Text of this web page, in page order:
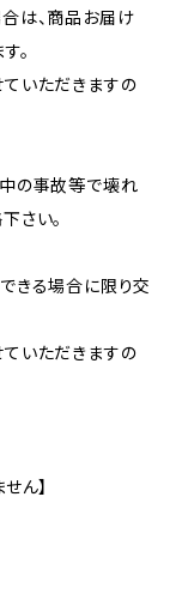
は、商品お届け
。
いただきますの
の事故等で壊れ
さい。
きる場合に限り交
いただきますの
ん】